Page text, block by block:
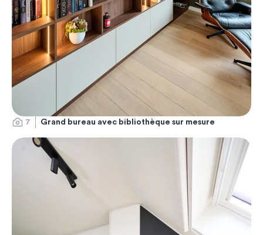
7 Grand bureau avec bibliothèque sur mesure